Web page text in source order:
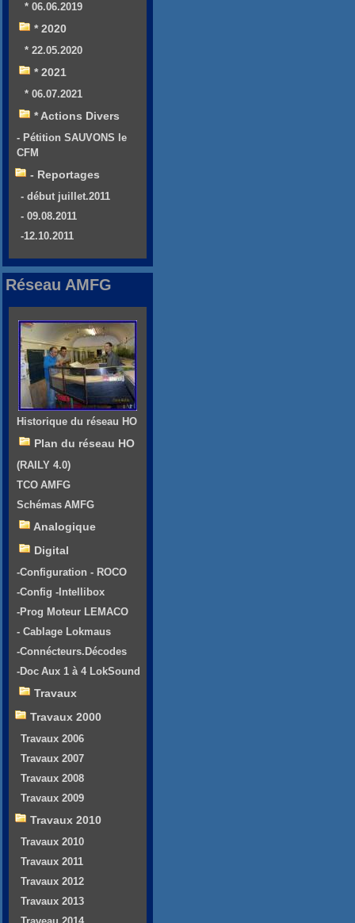
* 06.06.2019
* 2020
* 22.05.2020
* 2021
* 06.07.2021
* Actions Divers
- Pétition SAUVONS le
CFM
- Reportages
- début juillet.2011
- 09.08.2011
-12.10.2011
Réseau AMFG
Historique du réseau HO
Plan du réseau HO
(RAILY 4.0)
TCO AMFG
Schémas AMFG
Analogique
Digital
-Configuration - ROCO
-Config -Intellibox
-Prog Moteur LEMACO
- Cablage Lokmaus
-Connécteurs.Décodes
-Doc Aux 1 à 4 LokSound
Travaux
Travaux 2000
Travaux 2006
Travaux 2007
Travaux 2008
Travaux 2009
Travaux 2010
Travaux 2010
Travaux 2011
Travaux 2012
Travaux 2013